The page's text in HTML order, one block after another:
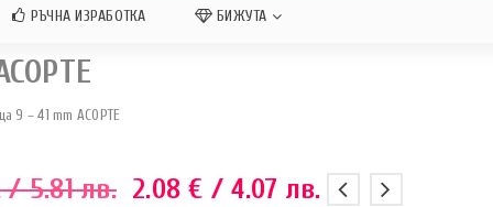
РЪЧНА ИЗРАБОТКА БИЖУТА
9 – 41 mm АСОРТЕ
/ 5.81 лв. 2.08€ / 4.07 лв.